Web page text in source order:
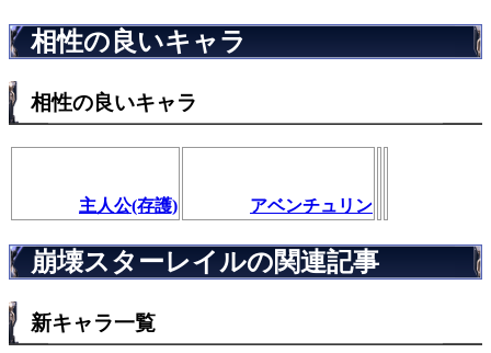
相性の良いキャラ
相性の良いキャラ
主人公(存護) アベンチュリン
崩壊スターレイルの関連記事
新キャラ一覧